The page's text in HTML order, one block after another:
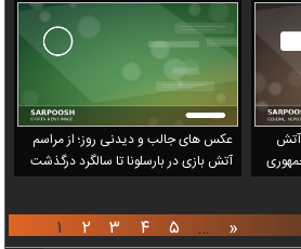
عکس های جالب و دیدنی روز؛ از مراسم
آتش بازی در بارسلونا تا سالگرد درگذشت
مولانا
۱ ۲ ۳ ۴ ۵ … «